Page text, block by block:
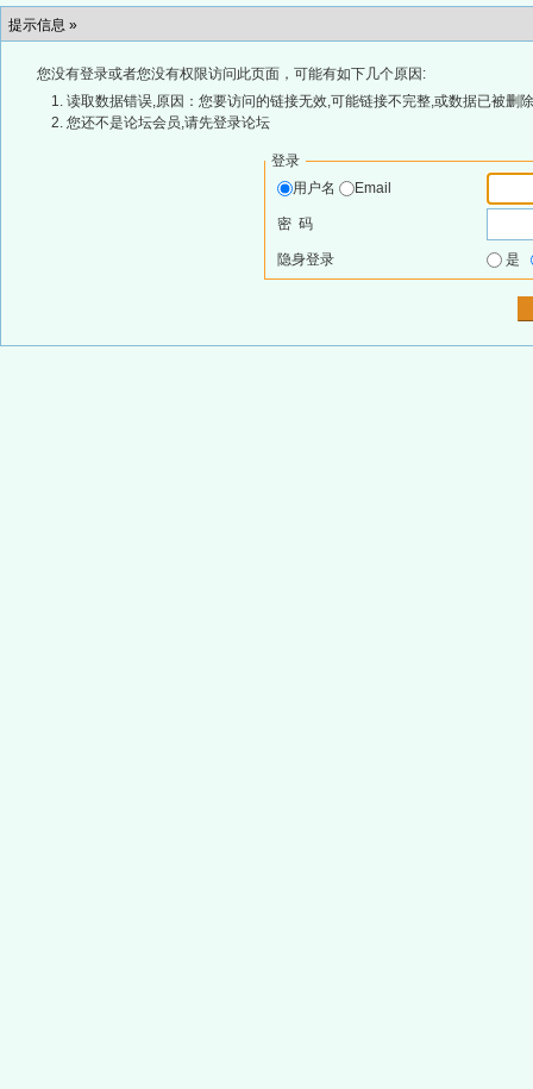
提示信息 »
您没有登录或者您没有权限访问此页面，可能有如下几个原因:
读取数据错误,原因：您要访问的链接无效,可能链接不完整,或数据已被删
您还不是论坛会员,请先登录论坛
登录
用户名
Email
密 码
隐身登录 是